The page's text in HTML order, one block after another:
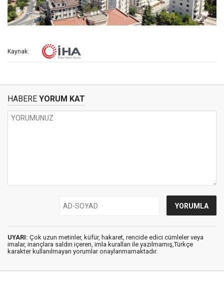
Kaynak:
HABERE YORUM KAT
UYARI: Çok uzun metinler, küfür, hakaret, rencide edici cümleler veya
imalar, inançlara saldırı içeren, imla kuralları ile yazılmamış,Türkçe
karakter kullanılmayan yorumlar onaylanmamaktadır.